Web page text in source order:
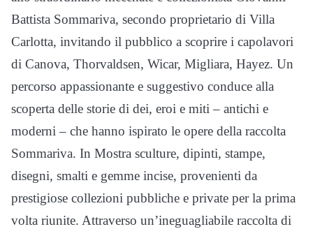
Battista Sommariva, secondo proprietario di Villa
Carlotta, invitando il pubblico a scoprire i capolavori
di Canova, Thorvaldsen, Wicar, Migliara, Hayez. Un
percorso appassionante e suggestivo conduce alla
scoperta delle storie di dei, eroi e miti – antichi e
moderni – che hanno ispirato le opere della raccolta
Sommariva. In Mostra sculture, dipinti, stampe,
disegni, smalti e gemme incise, provenienti da
prestigiose collezioni pubbliche e private per la prima
volta riunite. Attraverso un’ineguagliabile raccolta di